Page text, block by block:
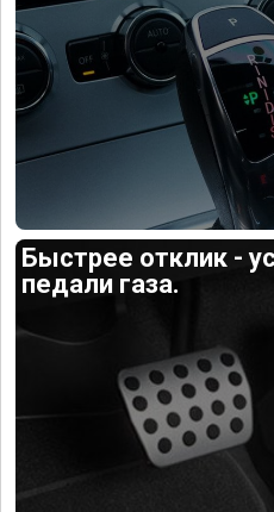
Быстрее отклик -
педали газа.